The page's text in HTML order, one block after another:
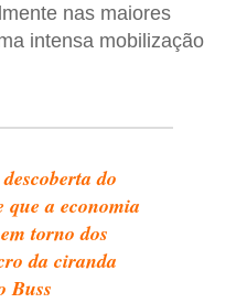
nas maiores
intensa mobilização
do
que a economia
torno dos
da ciranda
Buss